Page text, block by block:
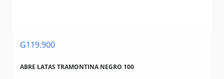
G119.900
ABRE LATAS TRAMONTINA NEGRO 100